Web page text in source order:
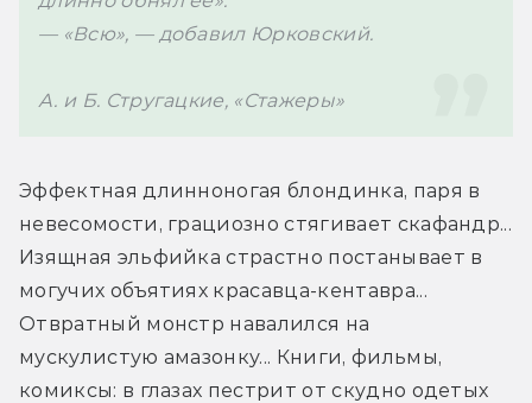
— «Всю», — добавил Юрковский.
А. и Б. Стругацкие, «Стажеры»
Эффектная длинноногая блондинка, паря в
невесомости, грациозно стягивает скафандр...
Изящная эльфийка страстно постанывает в
могучих объятиях красавца-кентавра...
Отвратный монстр навалился на
мускулистую амазонку... Книги, фильмы,
комиксы: в глазах пестрит от скудно одетых